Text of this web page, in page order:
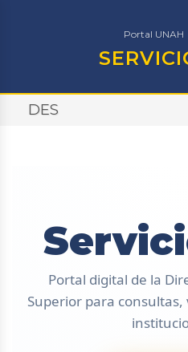
Portal UNAH
DES
Portal digital de la
Superior para